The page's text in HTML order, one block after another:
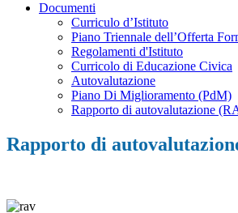
Documenti
Curriculo d’Istituto
Piano Triennale dell’Offerta
Regolamenti d'Istituto
Curricolo di Educazione Civica
Autovalutazione
Piano Di Miglioramento (PdM)
Rapporto di autovalutazione
Rapporto di